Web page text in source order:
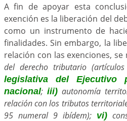
A fin de apoyar esta
exención es la liberación del
como un instrumento de
finalidades. Sin embargo, la
relación con las exenciones,
del derecho tributario
legislativa del Ejecutivo
nacional;iii) autonomía
relación con los tributos
95 numeral 9 ibídem); vi)